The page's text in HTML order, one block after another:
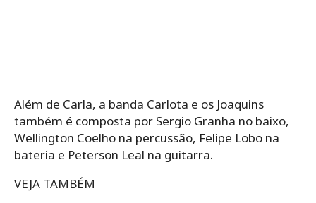
Além de Carla, a banda Carlota e os Joaquins
também é composta por Sergio Granha no baixo,
Wellington Coelho na percussão, Felipe Lobo na
bateria e Peterson Leal na guitarra.
VEJA TAMBÉM